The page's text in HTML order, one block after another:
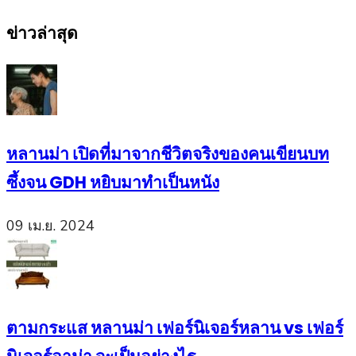
ข่าวล่าสุด
หลานม่า เปิดที่มาจากชีวิตจริงของคนเขียนบท
ซึ้งจน GDH หยิบมาทำเป็นหนัง
09 เม.ย. 2024
ตามกระแส หลานม่า เฟอร์นิเจอร์หลาน vs เฟอร์